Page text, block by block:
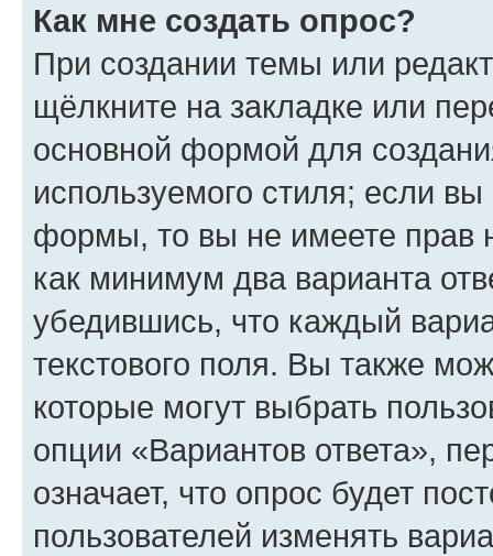
Как мне создать опрос?
При создании темы или
щёлкните на закладке или
основной формой для
используемого стиля; если
формы, то вы не имеете прав
как минимум два варианта
убедившись, что каждый
текстового поля. Вы также
которые могут выбрать
опции «Вариантов ответа»,
означает, что опрос будет
пользователей изменять